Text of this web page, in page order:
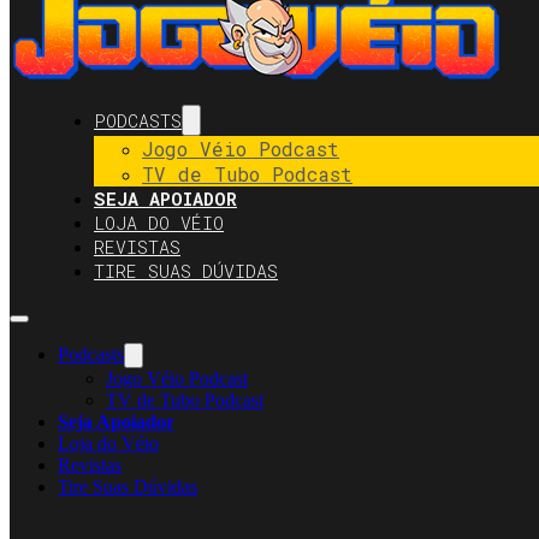
PODCASTS
Jogo Véio Podcast
TV de Tubo Podcast
SEJA APOIADOR
LOJA DO VÉIO
REVISTAS
TIRE SUAS DÚVIDAS
Podcasts
Jogo Véio Podcast
TV de Tubo Podcast
Seja Apoiador
Loja do Véio
Revistas
Tire Suas Dúvidas